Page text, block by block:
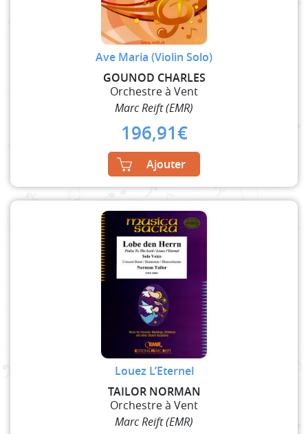
Ave Maria (Violin Solo)
GOUNOD CHARLES
Orchestre à Vent
Marc Reift (EMR)
196,91€
Ajouter
Louez L’Eternel
TAILOR NORMAN
Orchestre à Vent
Marc Reift (EMR)